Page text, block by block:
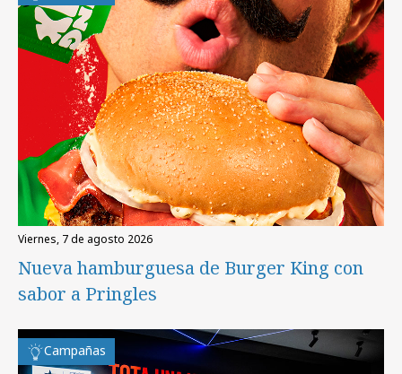
viernes, 7 de agosto 2026
Nueva hamburguesa de Burger King con
sabor a Pringles
Campañas